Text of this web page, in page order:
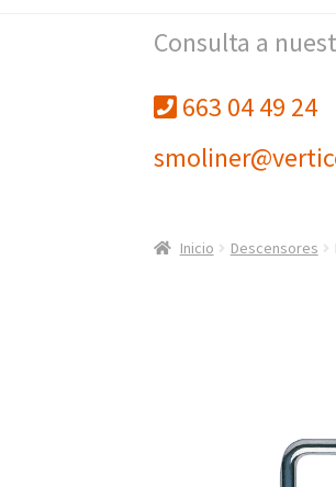
Consulta a
663 04 49 24
Inicio Descensores